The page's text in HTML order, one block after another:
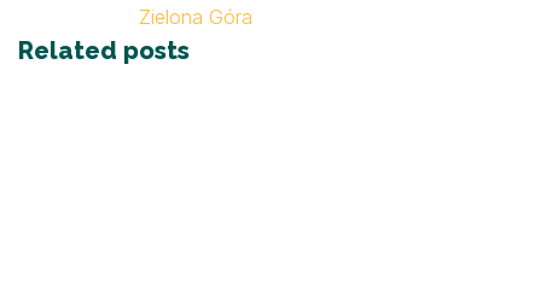
Zielona Góra
Related posts